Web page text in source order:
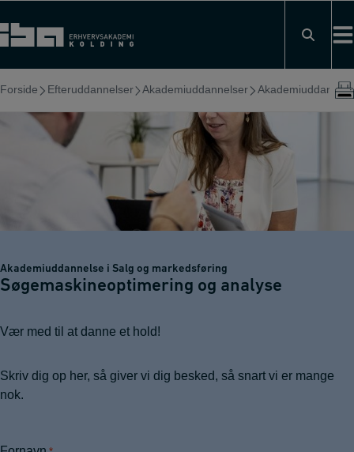
til
indholdet
Forside Efteruddannelser Akademiuddannelser
Akademiuddannelse i Salg og markedsføring
Søgemaskineoptimering og analyse
Vær med til at danne et hold!
Skriv dig op her, så giver vi dig besked, så snart vi er mange
nok.